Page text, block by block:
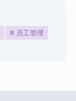
# 员工管理